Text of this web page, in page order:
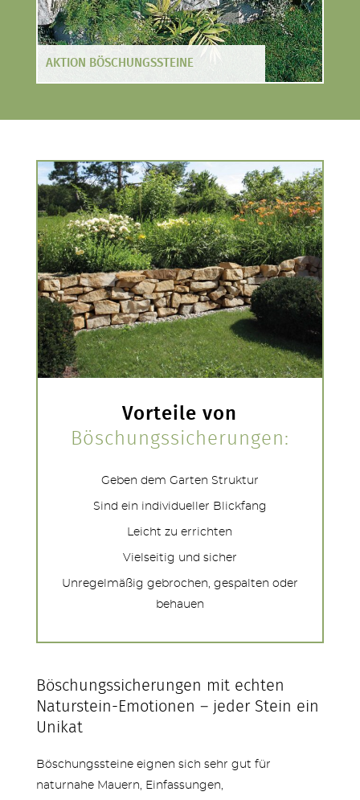
AKTION BÖSCHUNGSSTEINE
Vorteile von
Böschungssicherungen:
Geben dem Garten Struktur
Sind ein individueller Blickfang
Leicht zu errichten
Vielseitig und sicher
Unregelmäßig gebrochen, gespalten oder
behauen
Böschungssicherungen mit echten
Naturstein-Emotionen – jeder Stein ein
Unikat
Böschungssteine eignen sich sehr gut für
naturnahe Mauern, Einfassungen,